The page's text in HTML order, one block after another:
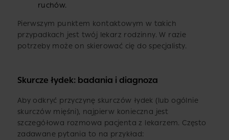
ruchów.
Pierwszym punktem kontaktowym w takich
przypadkach jest twój lekarz rodzinny. W razie
potrzeby może on skierować cię do specjalisty.
Skurcze łydek: badania i diagnoza
Aby odkryć przyczynę skurczów łydek (lub ogólnie
skurczów mięśni), najpierw konieczna jest
szczegółowa rozmowa pacjenta z lekarzem. Często
zadawane pytania to na przykład: